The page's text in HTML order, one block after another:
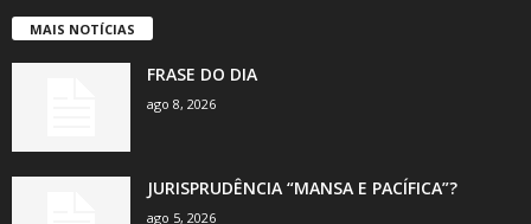
MAIS NOTÍCIAS
FRASE DO DIA
ago 8, 2026
JURISPRUDÊNCIA “MANSA E PACÍFICA”?
ago 5, 2026